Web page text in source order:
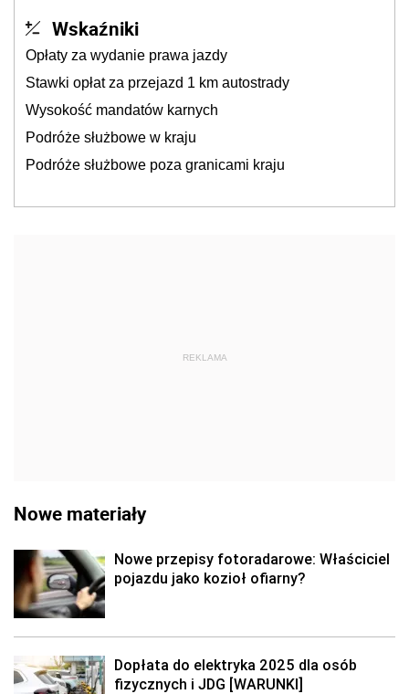
Wskaźniki
Opłaty za wydanie prawa jazdy
Stawki opłat za przejazd 1 km autostrady
Wysokość mandatów karnych
Podróże służbowe w kraju
Podróże służbowe poza granicami kraju
REKLAMA
Nowe materiały
Nowe przepisy fotoradarowe: Właściciel
pojazdu jako kozioł ofiarny?
Dopłata do elektryka 2025 dla osób
fizycznych i JDG [WARUNKI]